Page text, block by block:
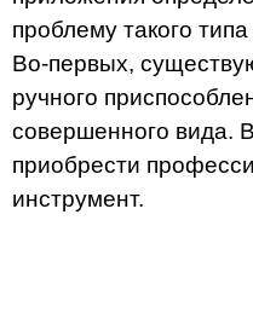
проблему такого
Во-первых,
ручного
совершенного вида.
приобрести
инструмент.